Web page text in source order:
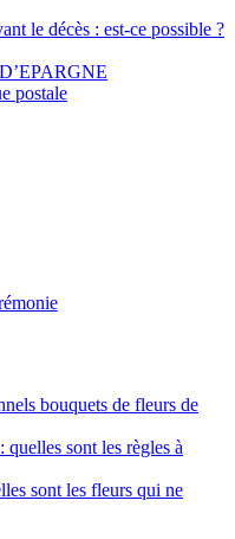
le décès : est-ce possible ?
postale
bouquets de fleurs de
sont les règles à
sont les fleurs qui ne